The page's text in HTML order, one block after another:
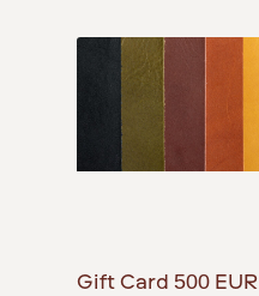
Gift Card 500 EUR